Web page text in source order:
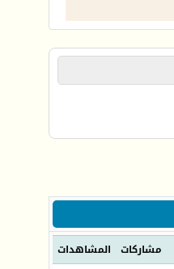
مشاركات المشاهدات